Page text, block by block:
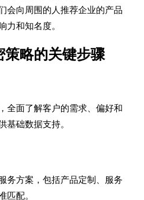
会向周围的人推荐企业的产品
力和知名度。
策略的关键步骤
全面了解客户的需求、偏好和
基础数据支持。
务方案，包括产品定制、服务
匹配。